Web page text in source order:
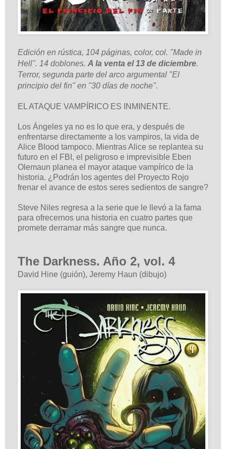
Edición en rústica, 104 páginas, color, col. "Made in
Hell". 14 doblones. A la venta el 13 de diciembre.
Terror, segunda parte del arco argumental "El
principio del fin" en "30 días de noche".
EL ATAQUE VAMPÍRICO ES INMINENTE.
Los Ángeles ya no es lo que era, y después de
enfrentarse directamente a los vampiros, la vida de
Alice Blood tampoco. Mientras Alice se replantea su
futuro en el FBI, el peligroso e imprevisible Eben
Olemaun planea el mayor ataque vampírico de la
historia. ¿Podrán los agentes del Proyecto Rojo
frenar el avance de estos seres sedientos de sangre?
Steve Niles regresa a la serie que le llevó a la fama
para ofrecernos una historia en cuatro partes que
promete derramar más sangre que nunca.
The Darkness. Año 2, vol. 4
David Hine (guión), Jeremy Haun (dibujo)